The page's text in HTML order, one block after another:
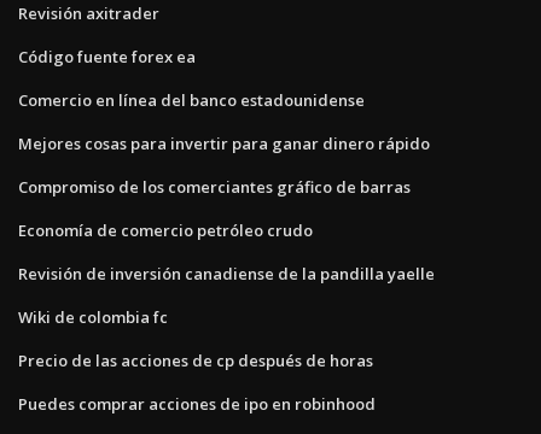
Revisión axitrader
Código fuente forex ea
Comercio en línea del banco estadounidense
Mejores cosas para invertir para ganar dinero rápido
Compromiso de los comerciantes gráfico de barras
Economía de comercio petróleo crudo
Revisión de inversión canadiense de la pandilla yaelle
Wiki de colombia fc
Precio de las acciones de cp después de horas
Puedes comprar acciones de ipo en robinhood